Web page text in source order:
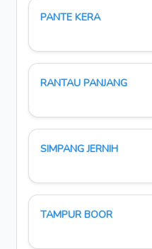
PANTE KERA
RANTAU PANJANG
SIMPANG JERNIH
TAMPUR BOOR